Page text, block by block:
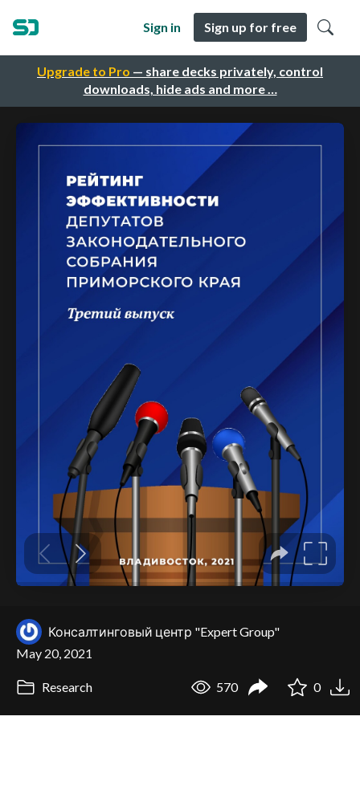
Upgrade to Pro — share decks privately, control
downloads, hide ads and more …
Sign in Sign up for free
Консалтинговый центр "Expert Group"
May 20, 2021
Research 570 0